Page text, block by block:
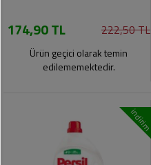
174,90 TL 222,50 TL
Ürün geçici olarak temin
edilememektedir.
indirim